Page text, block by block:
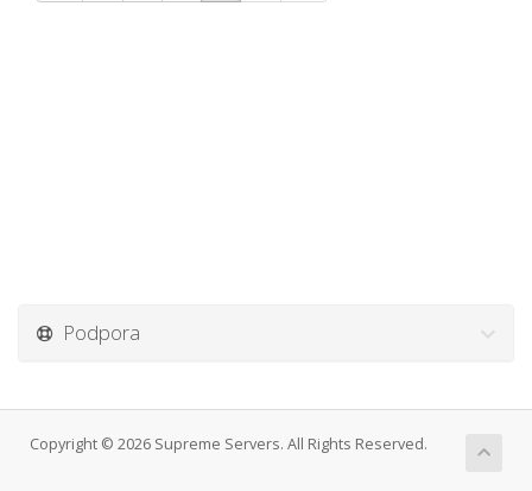
Podpora
Copyright © 2026 Supreme Servers. All Rights Reserved.